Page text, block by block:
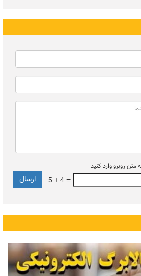
روبرو وارد کنید
5 + 4 =